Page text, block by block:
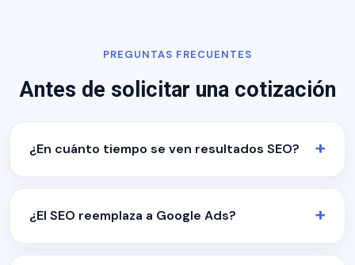
PREGUNTAS FRECUENTES
Antes de solicitar una cotización
¿En cuánto tiempo se ven resultados SEO?
¿El SEO reemplaza a Google Ads?